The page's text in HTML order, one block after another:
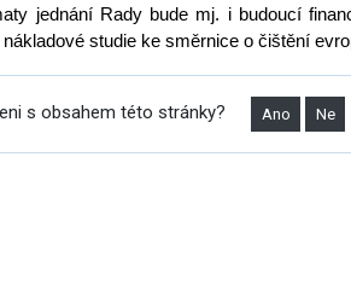
jednání Rady bude mj. i budoucí
studie ke směrnice o čištění
s obsahem této stránky? Ano Ne